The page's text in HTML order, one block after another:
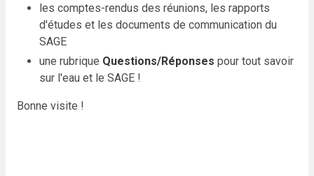
les comptes-rendus des réunions, les rapports
d'études et les documents de communication du
SAGE
une rubrique Questions/Réponses pour tout savoir
sur l'eau et le SAGE !
Bonne visite !